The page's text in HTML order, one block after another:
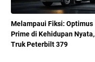
Melampaui Fiksi: Optimus
Prime di Kehidupan Nyata,
Truk Peterbilt 379